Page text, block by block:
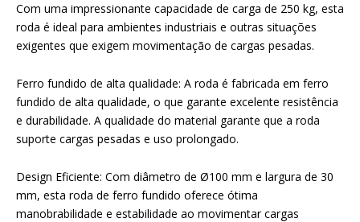
Com uma impressionante capacidade de carga de 250 kg, esta
roda é ideal para ambientes industriais e outras situações
exigentes que exigem movimentação de cargas pesadas.
Ferro fundido de alta qualidade: A roda é fabricada em ferro
fundido de alta qualidade, o que garante excelente resistência
e durabilidade. A qualidade do material garante que a roda
suporte cargas pesadas e uso prolongado.
Design Eficiente: Com diâmetro de Ø100 mm e largura de 30
mm, esta roda de ferro fundido oferece ótima
manobrabilidade e estabilidade ao movimentar cargas